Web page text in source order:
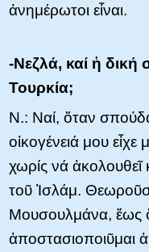
ἀνημέρωτοι εἶναι.
-Νεζλά, καί ἡ δική
Τουρκία;
N.: Ναί, ὅταν
οἰκογένειά μου εἶχε
χωρίς νά ἀκολουθεῖ
τοῦ Ἰσλάμ.
Μουσουλμάνα, ἔως
ἀποστασιοποιῦμαι